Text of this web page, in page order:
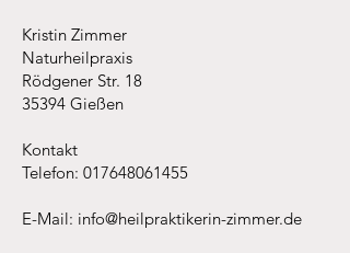
Kristin Zimmer
Naturheilpraxis
Rödgener Str. 18
35394 Gießen
Kontakt
Telefon: 017648061455
E-Mail: info@heilpraktikerin-zimmer.de